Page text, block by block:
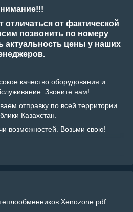
отличаться от фактической
позвонить по номеру
актуальность цены у наших
качество оборудования и
Звоните нам!
отправку по всей территории
Казахстан.
возможностей. Возьми свою!
Xenozone.pdf